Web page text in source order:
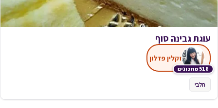
עוגת גבינה סוף
518 מתכונים
זקלין פדלון
חלבי